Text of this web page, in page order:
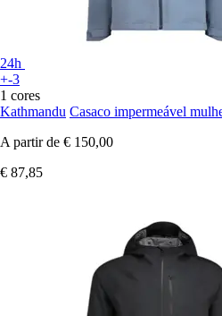
24h
+-3
1 cores
Kathmandu Casaco impermeável
A partir de € 150,00
€ 87,85